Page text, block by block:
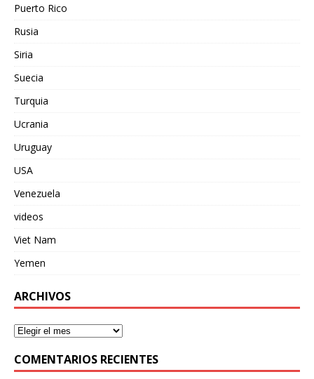
Puerto Rico
Rusia
Siria
Suecia
Turquia
Ucrania
Uruguay
USA
Venezuela
videos
Viet Nam
Yemen
ARCHIVOS
COMENTARIOS RECIENTES